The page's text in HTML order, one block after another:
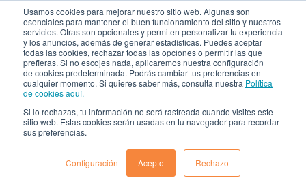
Usamos cookies para mejorar nuestro sitio web. Algunas son
esenciales para mantener el buen funcionamiento del sitio y nuestros
servicios. Otras son opcionales y permiten personalizar tu experiencia
y los anuncios, además de generar estadísticas. Puedes aceptar
todas las cookies, rechazar todas las opciones o permitir las que
prefieras. Si no escojes nada, aplicaremos nuestra configuración
de cookies predeterminada. Podrás cambiar tus preferencias en
cualquier momento. Si quieres saber más, consulta nuestra Política
de cookies aquí.
Si lo rechazas, tu información no será rastreada cuando visites este
sitio web. Estas cookies serán usadas en tu navegador para recordar
sus preferencias.
Configuración Acepto Rechazo
¿Qué es el renting?
Nosotros
Nuestra cultura
Gobierno corporativo
Política de tratamiento de datos
Ayuda
Guías de Usuario clientes
PQRs
Aprende más
¿Dónde estamos?
Bogotá